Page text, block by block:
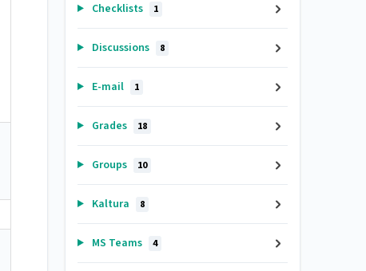
Checklists 1
Discussions 8
E-mail 1
Grades 18
Groups 10
Kaltura 8
MS Teams 4